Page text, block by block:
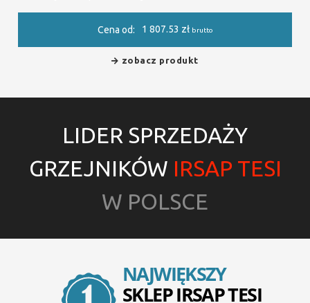
Cena od: 1 807.53 zł brutto
zobacz produkt
LIDER SPRZEDAŻY
GRZEJNIKÓW IRSAP TESI
W POLSCE